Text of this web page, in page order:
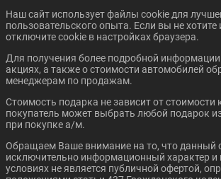
1 819 310 ₽
В кредит от: 1
В
26
SWM G01F
TOYOTA CAMRY
Цена от:
4 009 410 ₽
В кредит от:
54 704 ₽/мес.
TOYOTA
Цена от:
В
29
Наш сайт использует файлы cookie для
пользовательского опыта. Если вы не хотите
отключите cookie в настройках браузера.
Для получения более подробной
акциях, а также о стоимости автомобилей
менеджерам по продажам.
Стоимость подарка не зависит от стоимости
покупатель может выбрать любой подарок
при покупке а/м.
Обращаем Ваше внимание на то, что данный
исключительно информационный характер и
условиях не является публичной офертой,